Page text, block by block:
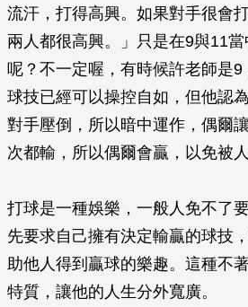
流汗，打得高興。如果對手很會
兩人都很高興。」只是在9與11
呢？不一定喔，有時候許老師是
球技已經可以操控自如，但他認
對手壓倒，所以暗中運作，偶爾
次都輸，所以偶爾會贏，以免被人
打球是一種娛樂，一般人免不了
先要求自己擁有決定輸贏的球技
助他人得到贏球的樂趣。這種不
特質，讓他的人生分外寬廣。